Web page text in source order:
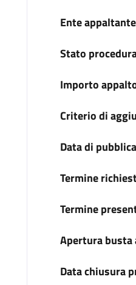
Ente appaltante
Stato
Importo
Criterio di
Data di
Termine
Termine
Apertura
Data chiusura